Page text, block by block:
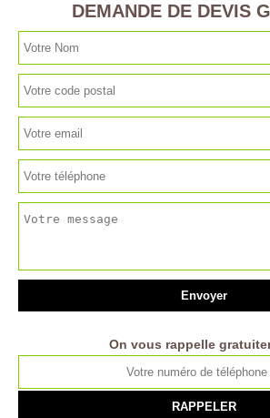
DEMANDE DE DEVIS
On vous rappelle